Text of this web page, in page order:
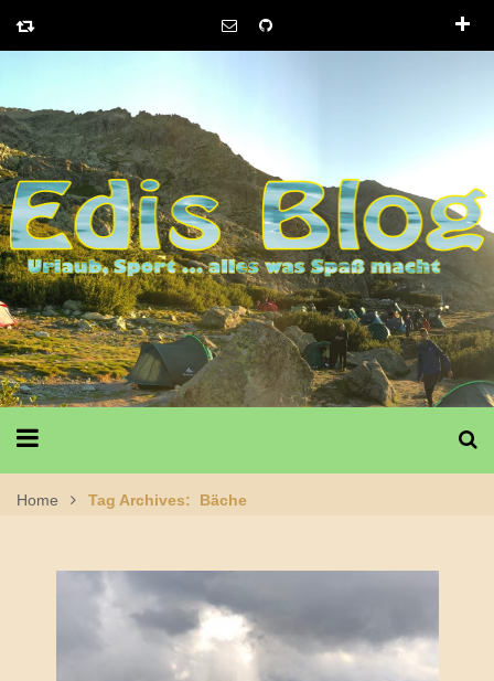
Home Tag Archives: Bäche